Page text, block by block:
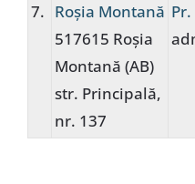
7. Roșia Montană
517615 Roșia
Montană (AB)
str. Principală,
nr. 137